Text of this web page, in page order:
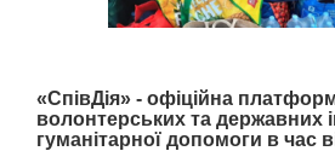
«СпівДія» - офіційна
волонтерських та державних
гуманітарної допомоги в час